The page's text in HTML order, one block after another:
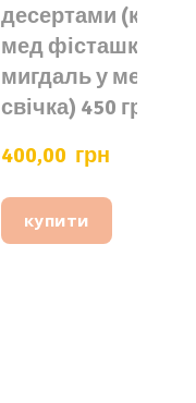
десертами (крем-
мед фісташка,
мигдаль у меді,
свічка) 450 гр
400,00  грн
купити